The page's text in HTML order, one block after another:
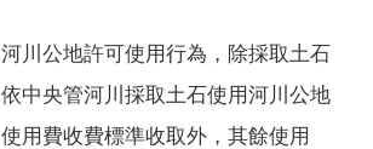
河川公地許可使用行為，除採取土石
依中央管河川採取土石使用河川公地
使用費收費標準收取外，其餘使用